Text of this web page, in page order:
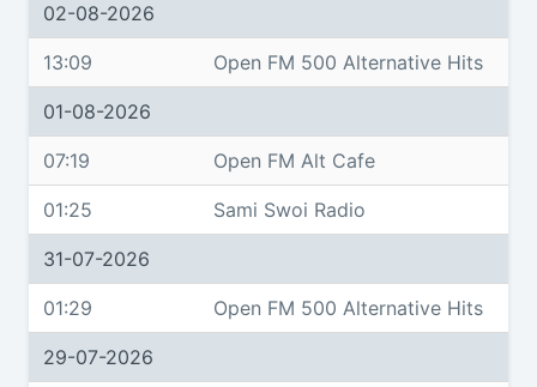
02-08-2026
13:09 Open FM 500 Alternative Hits
01-08-2026
07:19 Open FM Alt Cafe
01:25 Sami Swoi Radio
31-07-2026
01:29 Open FM 500 Alternative Hits
29-07-2026